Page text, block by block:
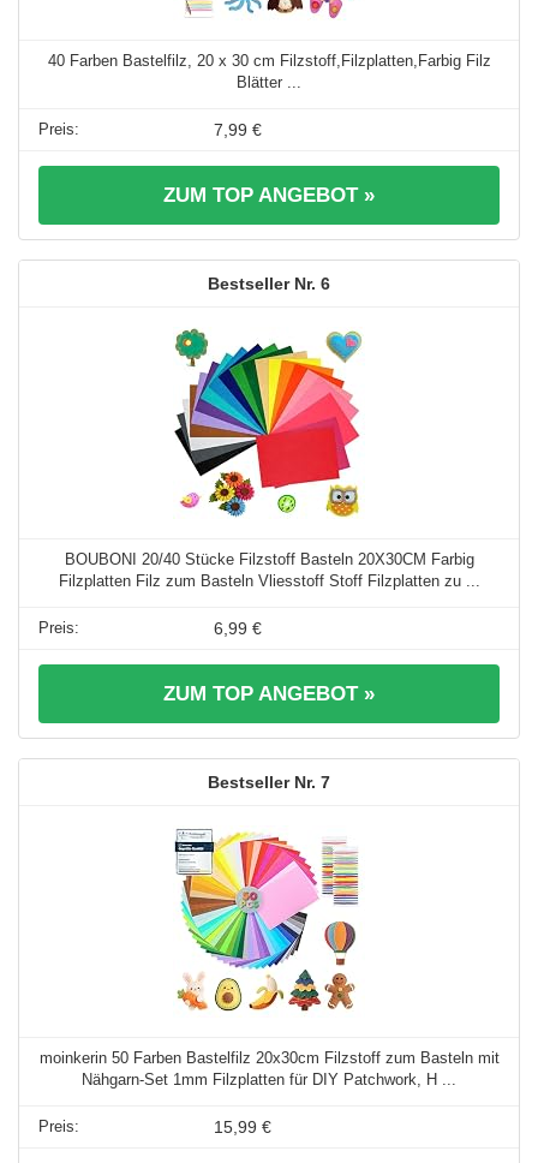
40 Farben Bastelfilz, 20 x 30 cm Filzstoff,Filzplatten,Farbig Filz
Blätter ...
7,99 €
ZUM TOP ANGEBOT »
6
BOUBONI 20/40 Stücke Filzstoff Basteln 20X30CM Farbig
Filzplatten Filz zum Basteln Vliesstoff Stoff Filzplatten zu ...
6,99 €
ZUM TOP ANGEBOT »
7
moinkerin 50 Farben Bastelfilz 20x30cm Filzstoff zum Basteln mit
Nähgarn-Set 1mm Filzplatten für DIY Patchwork, H ...
15,99 €